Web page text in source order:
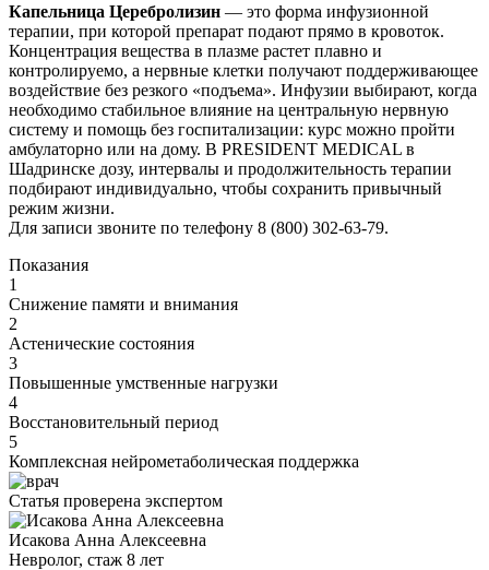
Капельница Церебролизин — это форма инфузионной
терапии, при которой препарат подают прямо в кровоток.
Концентрация вещества в плазме растет плавно и
контролируемо, а нервные клетки получают поддерживающее
воздействие без резкого «подъема». Инфузии выбирают, когда
необходимо стабильное влияние на центральную нервную
систему и помощь без госпитализации: курс можно пройти
амбулаторно или на дому. В PRESIDENT MEDICAL в
Шадринске дозу, интервалы и продолжительность терапии
подбирают индивидуально, чтобы сохранить привычный
режим жизни.
Для записи звоните по телефону 8 (800) 302-63-79.
Показания
1
Снижение памяти и внимания
2
Астенические состояния
3
Повышенные умственные нагрузки
4
Восстановительный период
5
Комплексная нейрометаболическая поддержка
Статья проверена экспертом
Исакова Анна Алексеевна
Невролог, стаж 8 лет